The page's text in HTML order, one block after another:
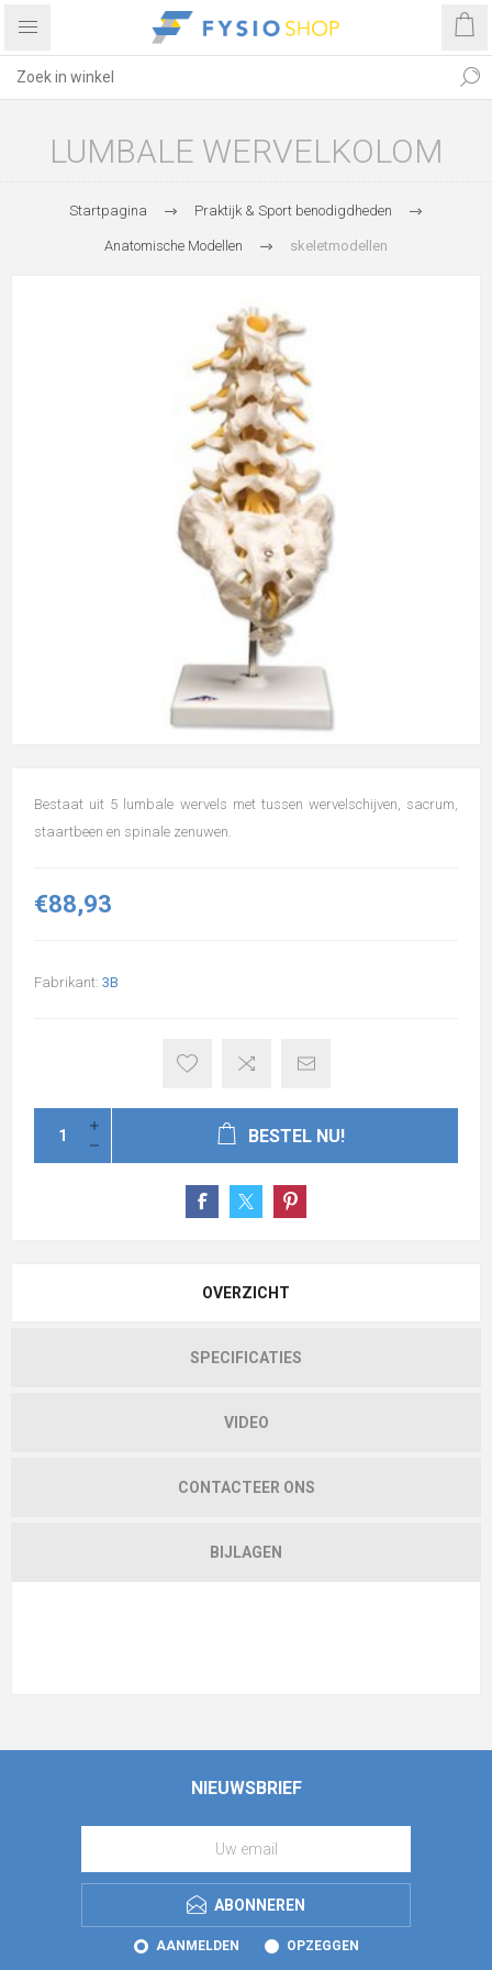
LUMBALE WERVELKOLOM
Startpagina Praktijk & Sport benodigdheden
Anatomische Modellen skeletmodellen
Bestaat uit 5 lumbale wervels met tussen wervelschijven, sacrum,
staartbeen en spinale zenuwen.
€88,93
Fabrikant: 3B
BESTEL NU!
OVERZICHT
SPECIFICATIES
VIDEO
CONTACTEER ONS
BIJLAGEN
NIEUWSBRIEF
ABONNEREN
AANMELDEN OPZEGGEN